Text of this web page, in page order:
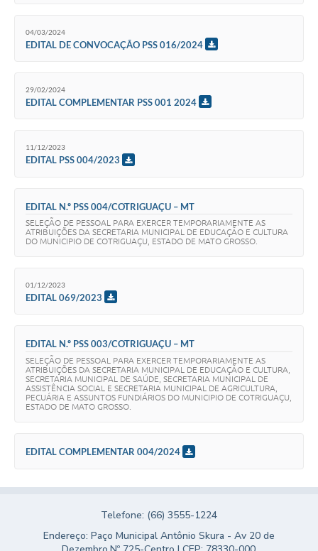
04/03/2024
EDITAL DE CONVOCAÇÃO PSS 016/2024
29/02/2024
EDITAL COMPLEMENTAR PSS 001 2024
11/12/2023
EDITAL PSS 004/2023
EDITAL N.º PSS 004/COTRIGUAÇU – MT
SELEÇÃO DE PESSOAL PARA EXERCER TEMPORARIAMENTE AS
ATRIBUIÇÕES DA SECRETARIA MUNICIPAL DE EDUCAÇÃO E CULTURA
DO MUNICIPIO DE COTRIGUAÇU, ESTADO DE MATO GROSSO.
01/12/2023
EDITAL 069/2023
EDITAL N.º PSS 003/COTRIGUAÇU – MT
SELEÇÃO DE PESSOAL PARA EXERCER TEMPORARIAMENTE AS
ATRIBUIÇÕES DA SECRETARIA MUNICIPAL DE EDUCAÇÃO E CULTURA,
SECRETARIA MUNICIPAL DE SAÚDE, SECRETARIA MUNICIPAL DE
ASSISTÊNCIA SOCIAL E SECRETARIA MUNICIPAL DE AGRICULTURA,
PECUÁRIA E ASSUNTOS FUNDIÁRIOS DO MUNICIPIO DE COTRIGUAÇU,
ESTADO DE MATO GROSSO.
EDITAL COMPLEMENTAR 004/2024
Telefone: (66) 3555-1224
Endereço: Paço Municipal Antônio Skura - Av 20 de